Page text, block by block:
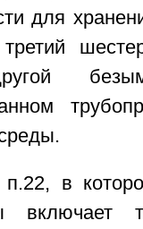
для
п.22, в
включает